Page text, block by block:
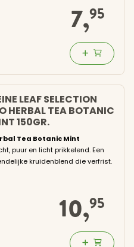
koffie
beans
7,95
LEAF SELECTION
HERBAL TEA BOTANIC
150GR.
Tea Botanic Mint
puur en licht prikkelend. Een
kruidenblend die verfrist.
10,95